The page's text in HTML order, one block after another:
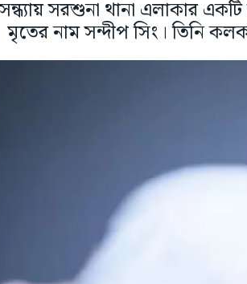
সরশুনা থানা এলাকার
মৃতের নাম সন্দীপ সিং। তিনি